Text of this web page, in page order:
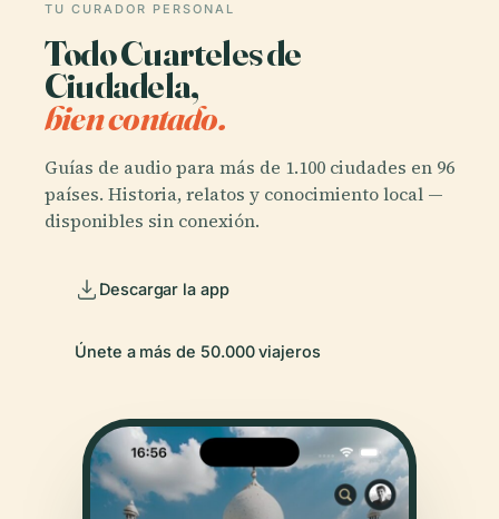
TU CURADOR PERSONAL
Todo Cuarteles de
Ciudadela,
bien contado.
Guías de audio para más de 1.100 ciudades en 96
países. Historia, relatos y conocimiento local —
disponibles sin conexión.
Descargar la app
Únete a más de 50.000 viajeros